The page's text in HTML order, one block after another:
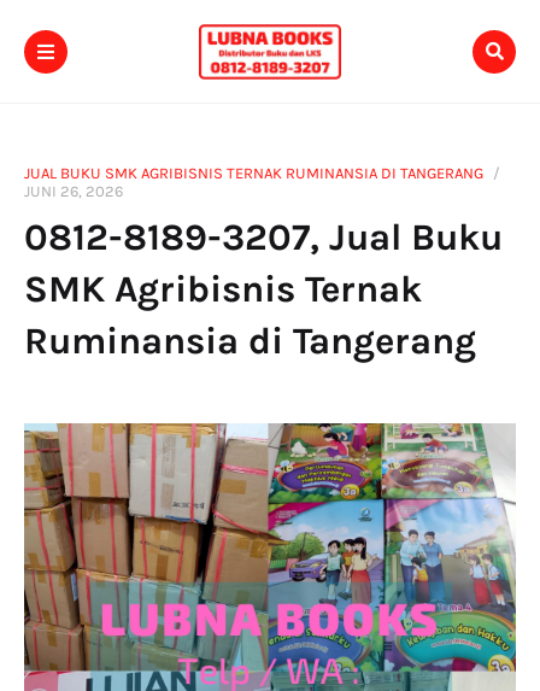
JUAL BUKU SMK AGRIBISNIS TERNAK RUMINANSIA DI TANGERANG
JUNI 26, 2026
0812-8189-3207, Jual Buku
SMK Agribisnis Ternak
Ruminansia di Tangerang